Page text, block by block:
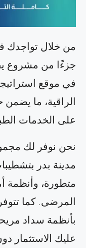
جزءًا من مشروع
في موقع
الراقية، ما
على الخدمات
نحن نوفر لك
مدينة بدر
متطورة، وأنظمة
المرضى. كما
بأنظمة سداد
عليك الاستثمار